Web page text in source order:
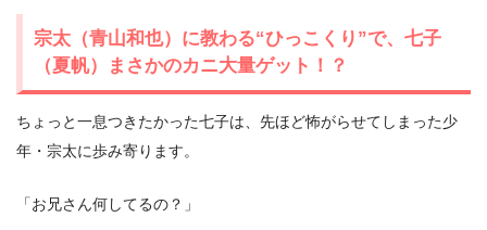
宗太（青山和也）に教わる“ひっこくり”で、七子
（夏帆）まさかのカニ大量ゲット！？
ちょっと一息つきたかった七子は、先ほど怖がらせてしまった少
年・宗太に歩み寄ります。
「お兄さん何してるの？」